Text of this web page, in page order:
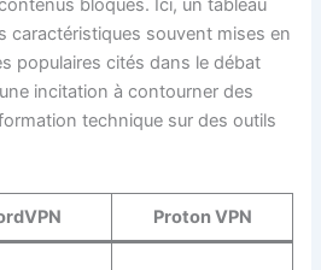
bloqués. Ici, un tableau
caractéristiques souvent mises en
populaires cités dans le débat
incitation à contourner des
technique sur des outils
Proton VPN